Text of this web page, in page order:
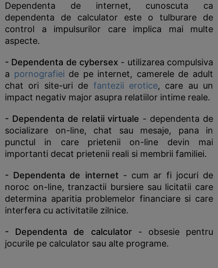
Dependenta de internet, cunoscuta ca
dependenta de calculator este o tulburare de
control a impulsurilor care implica mai multe
aspecte.
- Dependenta de cybersex - utilizarea compulsiva
a pornografiei de pe internet, camerele de adult
chat ori site-uri de fantezii erotice, care au un
impact negativ major asupra relatiilor intime reale.
- Dependenta de relatii virtuale - dependenta de
socializare on-line, chat sau mesaje, pana in
punctul in care prietenii on-line devin mai
importanti decat prietenii reali si membrii familiei.
- Dependenta de internet - cum ar fi jocuri de
noroc on-line, tranzactii bursiere sau licitatii care
determina aparitia problemelor financiare si care
interfera cu activitatile zilnice.
- Dependenta de calculator- obsesie pentru
jocurile pe calculator sau alte programe.